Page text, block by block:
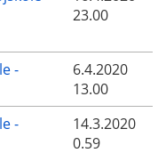
23.00
-
6.4.2020
13.00
-
14.3.2020
0.59